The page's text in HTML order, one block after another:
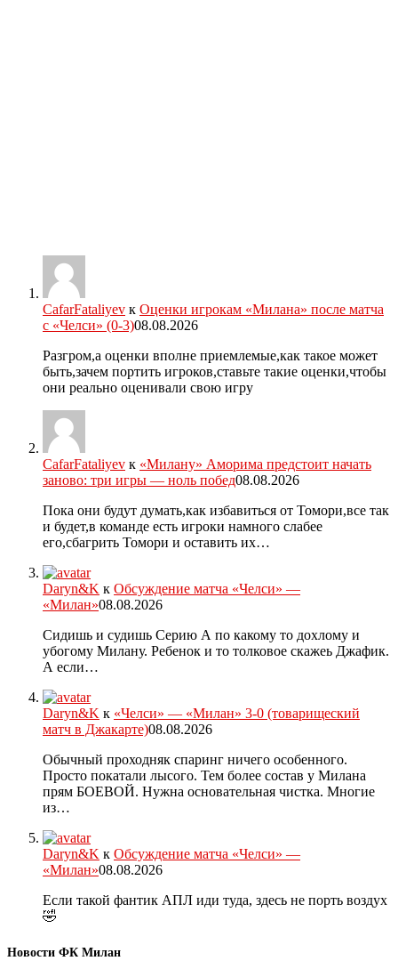
CafarFataliyev к Оценки игрокам «Милана» после матча
с «Челси» (0-3)08.08.2026
Разгром,а оценки вполне приемлемые,как такое может
быть,зачем портить игроков,ставьте такие оценки,чтобы
они реально оценивали свою игру
CafarFataliyev к «Милану» Аморима предстоит начать
заново: три игры — ноль побед08.08.2026
Пока они будут думать,как избавиться от Томори,все так
и будет,в команде есть игроки намного слабее
его,сбагрить Томори и оставить их…
Daryn&K к Обсуждение матча «Челси» —
«Милан»08.08.2026
Сидишь и судишь Серию А по какому то дохлому и
убогому Милану. Ребенок и то толковое скажеь Джафик.
А если…
Daryn&K к «Челси» — «Милан» 3-0 (товарищеский
матч в Джакарте)08.08.2026
Обычный проходняк спаринг ничего особенного.
Просто покатали лысого. Тем более состав у Милана
прям БОЕВОЙ. Нужна основательная чистка. Многие
из…
Daryn&K к Обсуждение матча «Челси» —
«Милан»08.08.2026
Если такой фантик АПЛ иди туда, здесь не порть воздух
🤣
Новости ФК Милан